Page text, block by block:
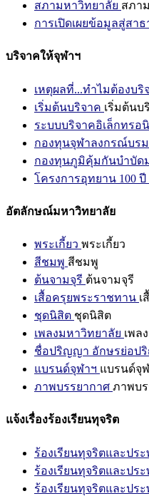
สภามหาวิทยาลัย สภา
การเปิดเผยข้อมูลสู่สา
บริจาคให้จุฬาฯ
เหตุผลที่...ทำไมต้องบริ
เริ่มต้นบริจาค เริ่มต้นบ
ระบบบริจาคอิเล็กทรอ
กองทุนจุฬาลงกรณ์บร
กองทุนภูมิคุ้มกันบำบัดม
โครงการอุทยาน 100
อัตลักษณ์มหาวิทยาลัย
พระเกี้ยว พระเกี้ยว
สีชมพู สีชมพู
ต้นจามจุรี ต้นจามจุรี
เสื้อครุยพระราชทาน เ
ชุดนิสิต ชุดนิสิต
เพลงมหาวิทยาลัย เพล
ชื่อปริญญา อักษรย่อป
แบรนด์จุฬาฯ แบรนด์จุ
ภาพบรรยากาศ ภาพบ
แจ้งเรื่องร้องเรียนทุจริต
ร้องเรียนทุจริตและปร
ร้องเรียนทุจริตและปร
ร้องเรียนทุจริตและปร